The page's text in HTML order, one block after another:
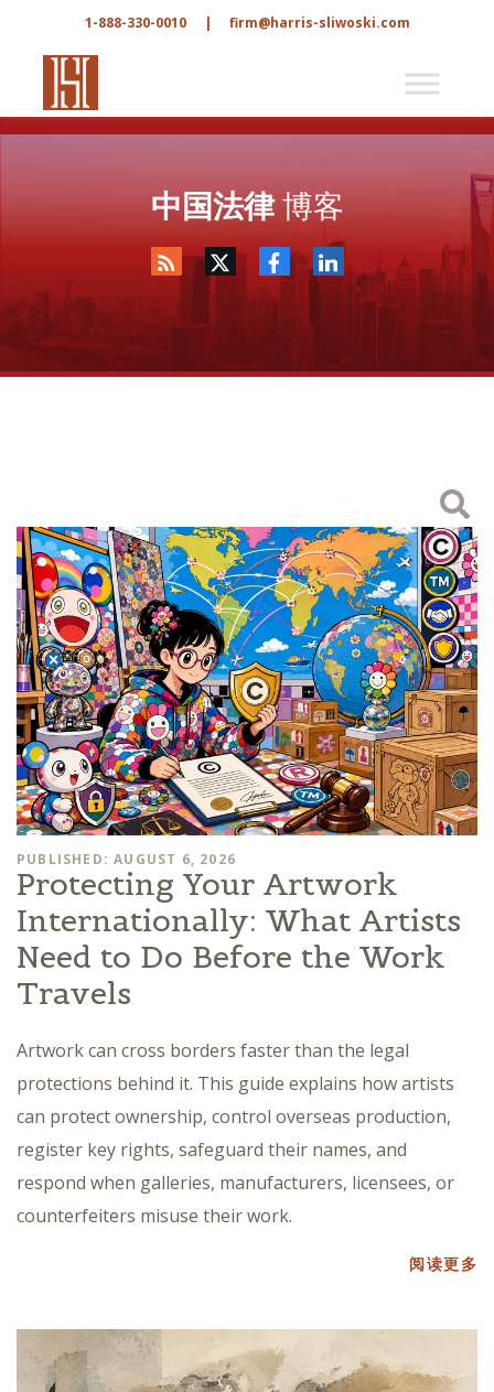
1-888-330-0010 | firm@harris-sliwoski.com
中国法律博客
PUBLISHED: AUGUST 6, 2026
Protecting Your Artwork
Internationally: What Artists
Need to Do Before the Work
Travels
Artwork can cross borders faster than the legal
protections behind it. This guide explains how artists
can protect ownership, control overseas production,
register key rights, safeguard their names, and
respond when galleries, manufacturers, licensees, or
counterfeiters misuse their work.
阅读更多